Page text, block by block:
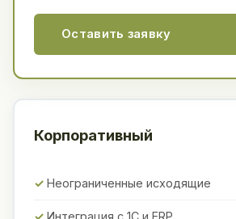
Оставить заявку
Корпоративный
Неограниченные исходящие
Интеграция с 1С и ERP